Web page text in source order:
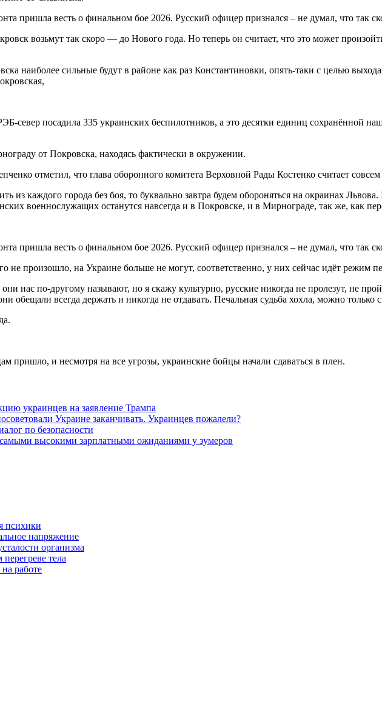
возьмут так скоро — до Нового года. Но теперь он считает, что это может
наиболее сильные будут в районе как раз Константиновки, опять-таки с целью
север посадила 335 украинских беспилотников, а это десятки единиц сохранённой
от Покровска, находясь фактически в окружении.
отметил, что глава оборонного комитета Верховной Рады Костенко считает
из каждого города без боя, то буквально завтра будем обороняться на окраинах
военнослужащих останутся навсегда и в Покровске, и в Мирнограде, так же, как
не произошло, на Украине больше не могут, соответственно, у них сейчас идёт режим
нас по-другому называют, но я скажу культурно, русские никогда не пролезут, не
обещали всегда держать и никогда не отдавать. Печальная судьба хохла, можно только
пришло, и несмотря на все угрозы, украинские бойцы начали сдаваться в плен.
украинцев на заявление Трампа
Украине заканчивать. Украинцев пожалели?
по безопасности
высокими зарплатными ожиданиями у зумеров
психики
напряжение
организма
тела
работе